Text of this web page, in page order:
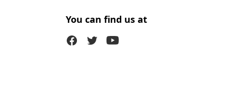
You can find us at
FacebookTwitter (X)Youtube